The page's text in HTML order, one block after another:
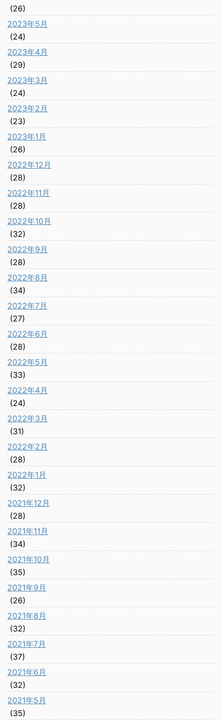
(26)
2023年5月
(24)
2023年4月
(29)
2023年3月
(24)
2023年2月
(23)
2023年1月
(26)
2022年12月
(28)
2022年11月
(28)
2022年10月
(32)
2022年9月
(28)
2022年8月
(34)
2022年7月
(27)
2022年6月
(28)
2022年5月
(33)
2022年4月
(24)
2022年3月
(31)
2022年2月
(28)
2022年1月
(32)
2021年12月
(28)
2021年11月
(34)
2021年10月
(35)
2021年9月
(26)
2021年8月
(32)
2021年7月
(37)
2021年6月
(32)
2021年5月
(35)